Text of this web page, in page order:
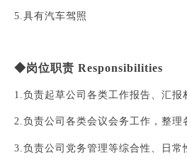
5.具有汽车驾照
◆岗位职责 Responsibilities
1.负责起草公司各类工作报告、汇报
2.负责公司各类会议会务工作，整理
3.负责公司党务管理等综合性、日常